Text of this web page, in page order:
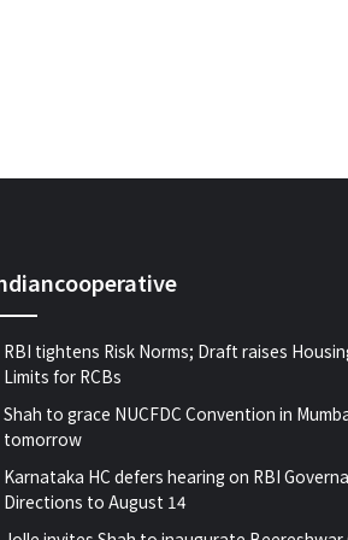
RBI tightens Risk Norms; Draft raises
Limits for RCBs
Shah to grace NUCFDC Convention in
tomorrow
Karnataka HC defers hearing on RBI
Directions to August 14